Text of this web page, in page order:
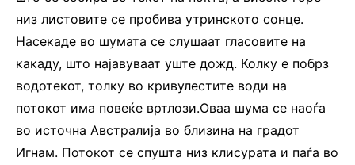
низ листовите се пробива утринското сонце.
Насекаде во шумата се слушаат гласовите на
какаду, што најавуваат уште дожд. Колку е побрз
водотекот, толку во кривулестите води на
потокот има повеќе вртлози.Оваа шума се наоѓа
во источна Австралија во близина на градот
Игнам. Потокот се спушта низ клисурата и паѓа во